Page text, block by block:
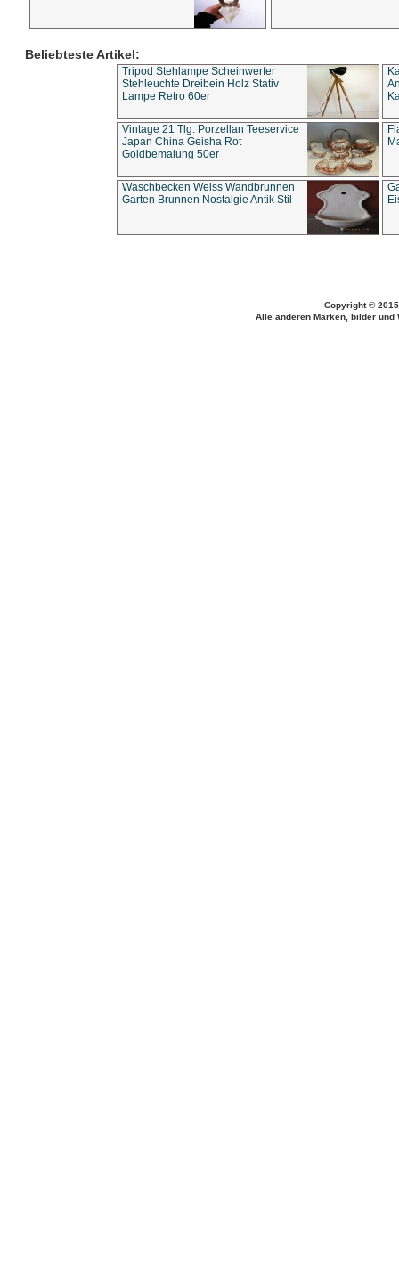
Beliebteste Artikel:
Tripod Stehlampe Scheinwerfer
Stehleuchte Dreibein Holz Stativ
Lampe Retro 60er
Vintage 21 Tlg. Porzellan Teeservice
Japan China Geisha Rot
Goldbemalung 50er
Waschbecken Weiss Wandbrunnen
Garten Brunnen Nostalgie Antik Stil
Copyright ©
Alle anderen Marken, bilder und